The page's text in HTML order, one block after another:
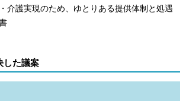
介護実現のため、ゆとりある提供体制と処遇
した議案